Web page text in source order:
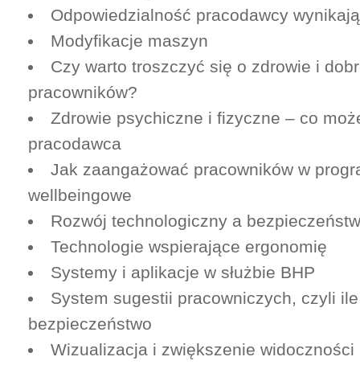
Odpowiedzialność pracodawcy
Modyfikacje maszyn
Czy warto troszczyć się o zdrowie i
pracowników?
Zdrowie psychiczne i fizyczne – co
pracodawca
Jak zaangażować pracowników w
wellbeingowe
Rozwój technologiczny a
Technologie wspierające ergonomię
Systemy i aplikacje w służbie BHP
System sugestii pracowniczych, czyli
bezpieczeństwo
Wizualizacja i zwiększenie widoczności